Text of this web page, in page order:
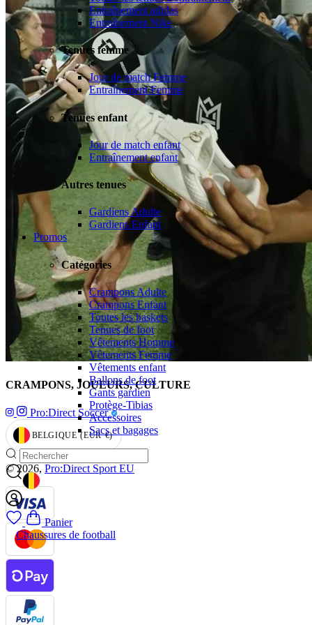
Entraînement adidas
Entraînement Nike
Tenues femme
Jour de match Femme
Entraînement Femme
Tenues enfant
Jour de match enfant
Entraînement enfant
Autres tenues
Gardiens Adulte
Gardiens Enfant
Promos
Catégories
Crampons Adulte
Crampons Enfant
Toutes les baskets
Tenues de foot
Vêtements Homme
Vêtements Femme
Vêtements enfant
Ballons de foot
Gants gardien
Protège-Tibias
Accessoires
Sacs et bagages
GEOLOCATION BUTTON: BELGIQUE
Panier
Chaussures de football
CRAMPONS, JOUEURS, CULTURE
Pro:Direct Soccer
GEOLOCATION BUTTON: BELGIQUE, EUR, €
BELGIQUE (EUR €)
© 2026, Pro:Direct Sport EU